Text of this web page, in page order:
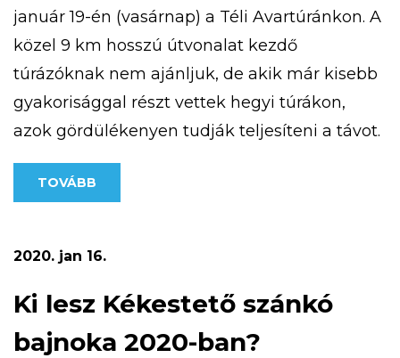
január 19-én (vasárnap) a Téli Avartúránkon. A
közel 9 km hosszú útvonalat kezdő
túrázóknak nem ajánljuk, de akik már kisebb
gyakorisággal részt vettek hegyi túrákon,
azok gördülékenyen tudják teljesíteni a távot.
Túránk 10 órakor indul a Kékestetőn található
Tető Étteremtől, a részvételi díj: 500 Ft/fő A
TOVÁBB
2020. jan 16.
Ki lesz Kékestető szánkó
bajnoka 2020-ban?